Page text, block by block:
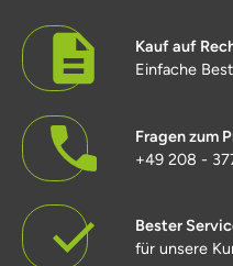
Kauf auf
Einfache
Fragen zum
+49 208 -
Bester
für unsere